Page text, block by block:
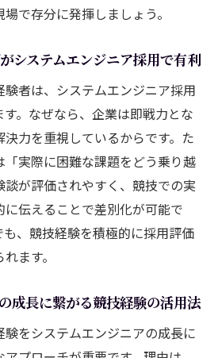
で存分に発揮しましょう。
システムエンジニア採用で有利
者は、システムエンジニア採用
。なぜなら、企業は即戦力とな
力を重視しているからです。た
「実際に困難な課題をどう乗り越
談が評価されやすく、競技での実
伝えることで差別化が可能で
、競技経験を積極的に採用評価
ます。
成長に繋がる競技経験の活用法
をシステムエンジニアの成長に